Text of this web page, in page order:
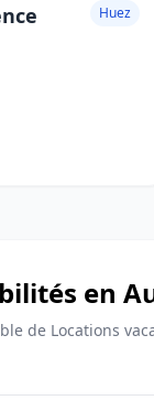
Huez
en
de Locations